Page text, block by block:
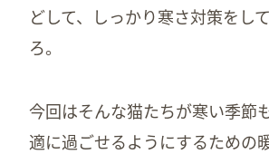
どして、しっかり寒さ対策をし
ろ。
今回はそんな猫たちが寒い季節
適に過ごせるようにするための